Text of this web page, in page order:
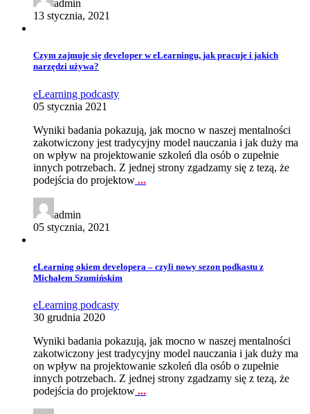
admin
13 stycznia, 2021
Czym zajmuje się developer w eLearningu, jak pracuje i jakich
narzędzi używa?
eLearning podcasty
05 stycznia 2021
Wyniki badania pokazują, jak mocno w naszej mentalności
zakotwiczony jest tradycyjny model nauczania i jak duży ma
on wpływ na projektowanie szkoleń dla osób o zupełnie
innych potrzebach. Z jednej strony zgadzamy się z tezą, że
podejścia do projektow ...
admin
05 stycznia, 2021
eLearning okiem developera – czyli nowy sezon podkastu z
Michałem Szumińskim
eLearning podcasty
30 grudnia 2020
Wyniki badania pokazują, jak mocno w naszej mentalności
zakotwiczony jest tradycyjny model nauczania i jak duży ma
on wpływ na projektowanie szkoleń dla osób o zupełnie
innych potrzebach. Z jednej strony zgadzamy się z tezą, że
podejścia do projektow ...